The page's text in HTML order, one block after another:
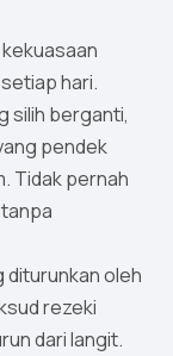
hari.
silih berganti,
pendek
Tidak pernah
diturunkan oleh
rezeki
dari langit.